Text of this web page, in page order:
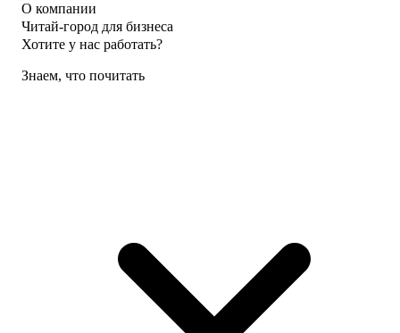
О компании
Читай-город для бизнеса
Хотите у нас работать?
Знаем, что почитать